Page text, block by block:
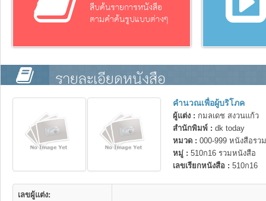
สืบค้นรายการหนังสือ
ตามคำค้นรูปแบบต่างๆ
รายละเอียดหนังสือ
คำนวณเพื่อผู้บริโภค
ผู้แต่ง : กมลเดช สงวนแก้ว
สำนักพิมพ์ : dk today
หมวด : 000-999 หนังสือรว
หมู่ : 510ก16 รวมหนังสือ
เลขเรียกหนังสือ : 510ก16
เลขผู้แต่ง: